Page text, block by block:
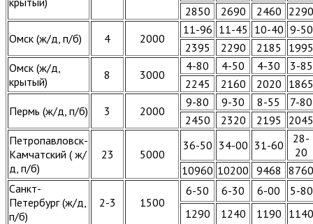
2850
2690 2460 2290
Омск (ж/д, п/б)
4 2000
11-96 11-45 10-40 9-50
2395
2290 2185
1995
Омск (ж/д,
крытый)
8 3000
4-80 4-50 4-30
3-85
2245
2160 2020 1865
Пермь (ж/д, п/б)
3 2000
9-80 9-30 8-55
7-80
2450
2320 2195
2045
Петропавловск-
Камчатский ( ж/
д, п/б)
23 5000
36-50 34-00 31-60
28-
20
10960 10200 9468 8760
Санкт-
Петербург (ж/д,
п/б)
2-3 1500
6-50 6-30 6-00
5-80
1290
1240 1190 1140